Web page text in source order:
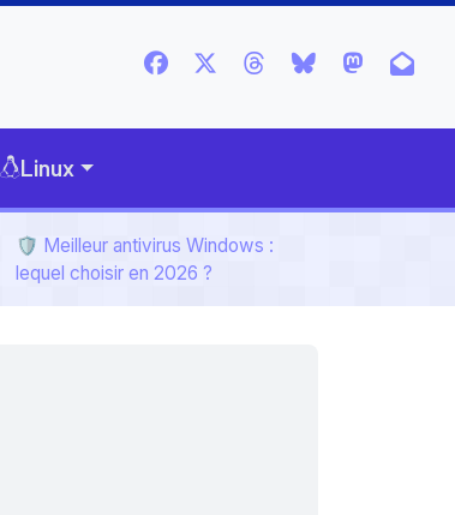
Linux
🛡️ Meilleur antivirus Windows :
lequel choisir en 2026 ?